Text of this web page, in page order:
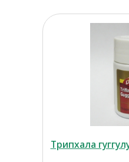
Трипхала